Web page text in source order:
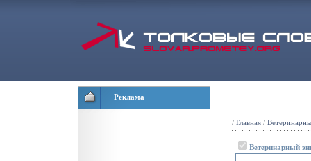
Реклама
/ Главная /
Ветеринарный